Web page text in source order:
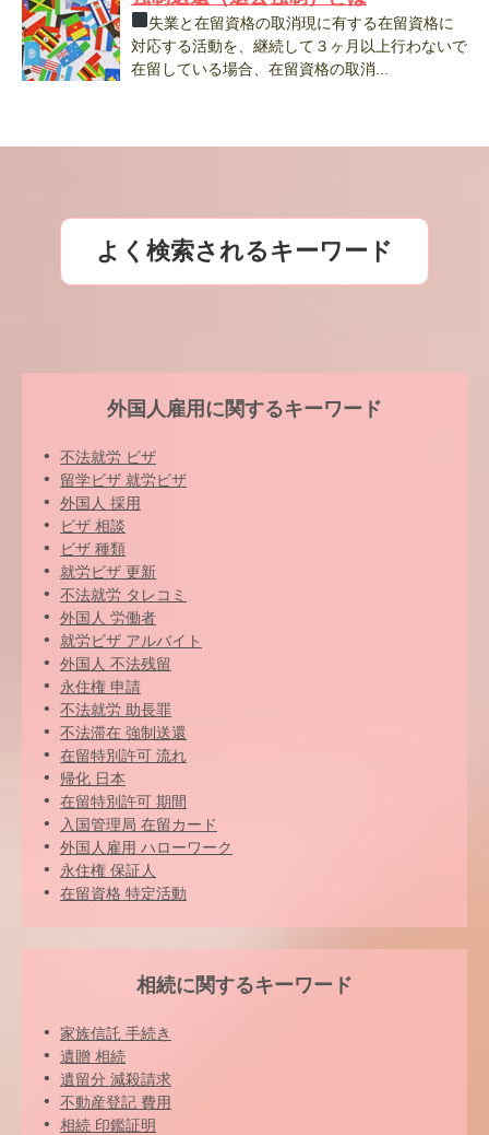
失業と在留資格の取消現に有する在留資格に
対応する活動を、継続して３ヶ月以上行わないで
在留している場合、在留資格の取消...
よく検索されるキーワード
外国人雇用に関するキーワード
不法就労 ビザ
留学ビザ 就労ビザ
外国人 採用
ビザ 相談
ビザ 種類
就労ビザ 更新
不法就労 タレコミ
外国人 労働者
就労ビザ アルバイト
外国人 不法残留
永住権 申請
不法就労 助長罪
不法滞在 強制送還
在留特別許可 流れ
帰化 日本
在留特別許可 期間
入国管理局 在留カード
外国人雇用 ハローワーク
永住権 保証人
在留資格 特定活動
相続に関するキーワード
家族信託 手続き
遺贈 相続
遺留分 減殺請求
不動産登記 費用
相続 印鑑証明